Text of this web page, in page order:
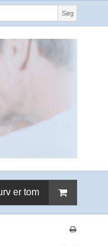
Søg
er tom